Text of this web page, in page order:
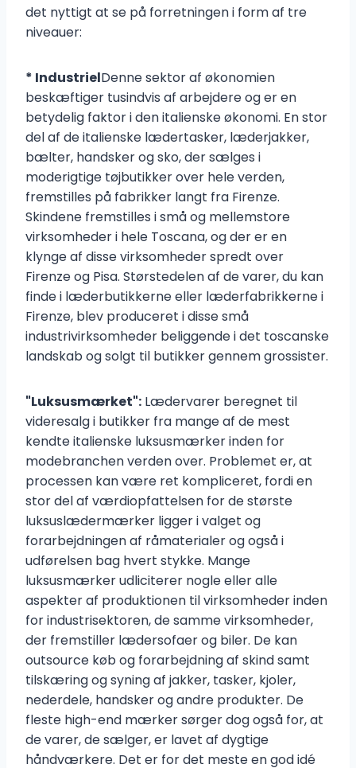
det nyttigt at se på forretningen i form af tre
niveauer:
* IndustrielDenne sektor af økonomien
beskæftiger tusindvis af arbejdere og er en
betydelig faktor i den italienske økonomi. En stor
del af de italienske lædertasker, læderjakker,
bælter, handsker og sko, der sælges i
moderigtige tøjbutikker over hele verden,
fremstilles på fabrikker langt fra Firenze.
Skindene fremstilles i små og mellemstore
virksomheder i hele Toscana, og der er en
klynge af disse virksomheder spredt over
Firenze og Pisa. Størstedelen af de varer, du kan
finde i læderbutikkerne eller læderfabrikkerne i
Firenze, blev produceret i disse små
industrivirksomheder beliggende i det toscanske
landskab og solgt til butikker gennem grossister.
"Luksusmærket": Lædervarer beregnet til
videresalg i butikker fra mange af de mest
kendte italienske luksusmærker inden for
modebranchen verden over. Problemet er, at
processen kan være ret kompliceret, fordi en
stor del af værdiopfattelsen for de største
luksuslædermærker ligger i valget og
forarbejdningen af råmaterialer og også i
udførelsen bag hvert stykke. Mange
luksusmærker udliciterer nogle eller alle
aspekter af produktionen til virksomheder inden
for industrisektoren, de samme virksomheder,
der fremstiller lædersofaer og biler. De kan
outsource køb og forarbejdning af skind samt
tilskæring og syning af jakker, tasker, kjoler,
nederdele, handsker og andre produkter. De
fleste high-end mærker sørger dog også for, at
de varer, de sælger, er lavet af dygtige
håndværkere. Det er for det meste en god idé